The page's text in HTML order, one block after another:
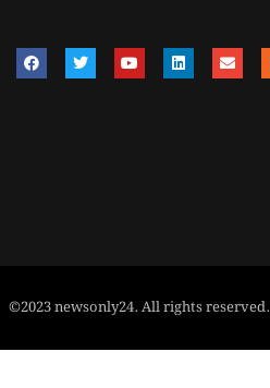
©2023 newsonly24. All rights reserved.